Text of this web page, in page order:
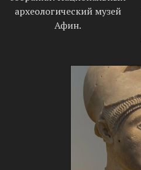
археологический музей
Афин.